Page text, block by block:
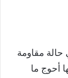
مقاومة
أحوج ما